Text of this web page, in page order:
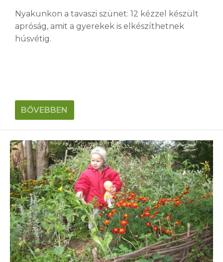
Nyakunkon a tavaszi szünet: 12 kézzel készült
apróság, amit a gyerekek is elkészíthetnek
húsvétig.
BŐVEBBEN